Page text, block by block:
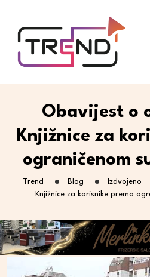
Obavijest o
Knjižnice za
ograničenom
Trend Blog Izdvojeno
Knjižnice za korisnike prema